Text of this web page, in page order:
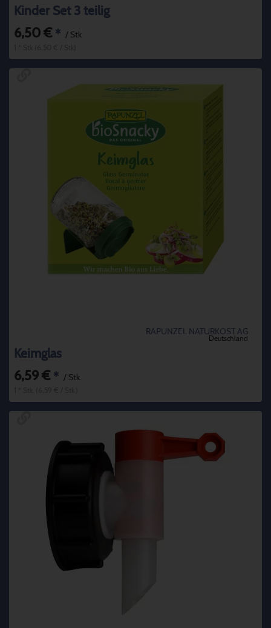
Kinder Set 3 teilig
6,50 € * / Stk
RAPUNZEL NATURKOST AG
Deutschland
Keimglas
6,59 € * / Stk.